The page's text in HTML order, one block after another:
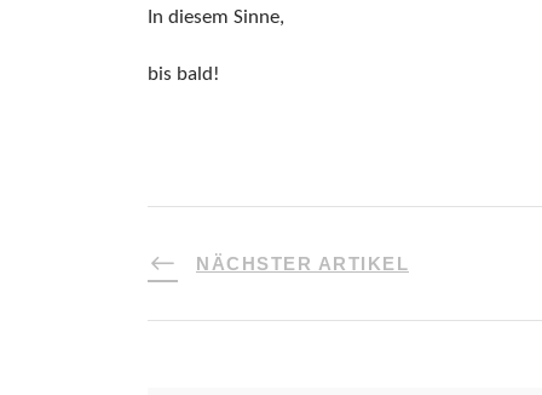
In diesem Sinne,
bis bald!
NÄCHSTER ARTIKEL